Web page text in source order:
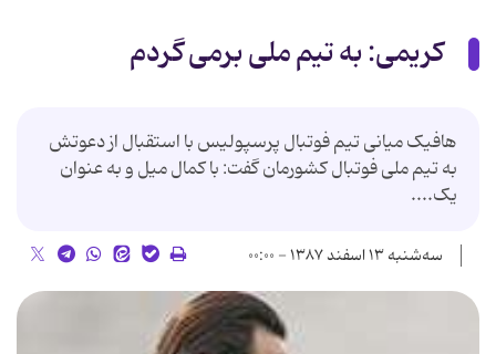
کریمی: به تیم ملی برمی گردم
هافیک میانی تیم فوتبال پرسپولیس با استقبال از دعوتش
به تیم ملی فوتبال کشورمان گفت: با کمال میل و به عنوان
یک....
سه‌شنبه ۱۳ اسفند ۱۳۸۷ - ۰۰:۰۰